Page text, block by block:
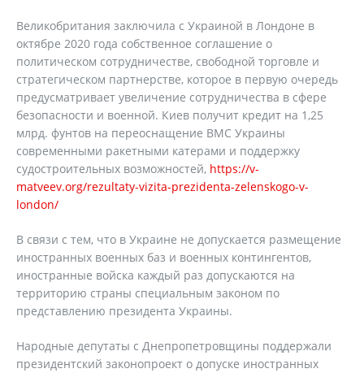
Великобритания заключила с Украиной в Лондоне в
октябре 2020 года собственное соглашение о
политическом сотрудничестве, свободной торговле и
стратегическом партнерстве, которое в первую очередь
предусматривает увеличение сотрудничества в сфере
безопасности и военной. Киев получит кредит на 1,25
млрд. фунтов на переоснащение ВМС Украины
современными ракетными катерами и поддержку
судостроительных возможностей, https://v-
matveev.org/rezultaty-vizita-prezidenta-zelenskogo-v-
london/
В связи с тем, что в Украине не допускается размещение
иностранных военных баз и военных контингентов,
иностранные войска каждый раз допускаются на
территорию страны специальным законом по
представлению президента Украины.
Народные депутаты с Днепропетровщины поддержали
президентский законопроект о допуске иностранных